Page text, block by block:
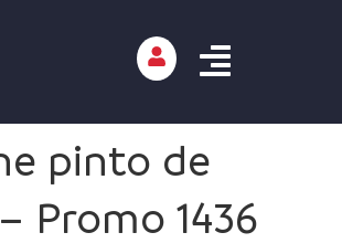
pinto de
Promo 1436